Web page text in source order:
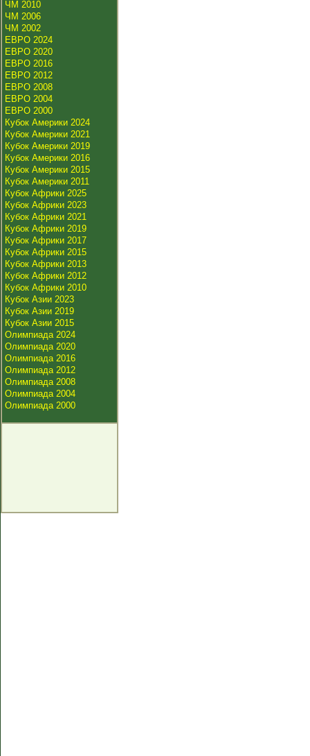
ЧМ 2010
ЧМ 2006
ЧМ 2002
ЕВРО 2024
ЕВРО 2020
ЕВРО 2016
ЕВРО 2012
ЕВРО 2008
ЕВРО 2004
ЕВРО 2000
Кубок Америки 2024
Кубок Америки 2021
Кубок Америки 2019
Кубок Америки 2016
Кубок Америки 2015
Кубок Америки 2011
Кубок Африки 2025
Кубок Африки 2023
Кубок Африки 2021
Кубок Африки 2019
Кубок Африки 2017
Кубок Африки 2015
Кубок Африки 2013
Кубок Африки 2012
Кубок Африки 2010
Кубок Азии 2023
Кубок Азии 2019
Кубок Азии 2015
Олимпиада 2024
Олимпиада 2020
Олимпиада 2016
Олимпиада 2012
Олимпиада 2008
Олимпиада 2004
Олимпиада 2000